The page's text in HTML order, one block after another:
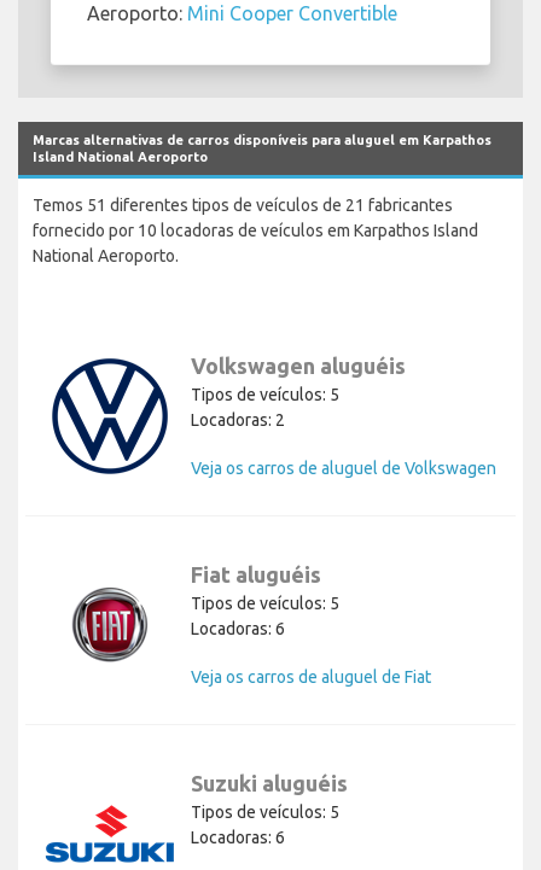
Aeroporto: Mini Cooper Convertible
Marcas alternativas de carros disponíveis para aluguel em Karpathos
Island National Aeroporto
Temos 51 diferentes tipos de veículos de 21 fabricantes
fornecido por 10 locadoras de veículos em Karpathos Island
National Aeroporto.
Volkswagen aluguéis
Tipos de veículos: 5
Locadoras: 2
Veja os carros de aluguel de Volkswagen
Fiat aluguéis
Tipos de veículos: 5
Locadoras: 6
Veja os carros de aluguel de Fiat
Suzuki aluguéis
Tipos de veículos: 5
Locadoras: 6